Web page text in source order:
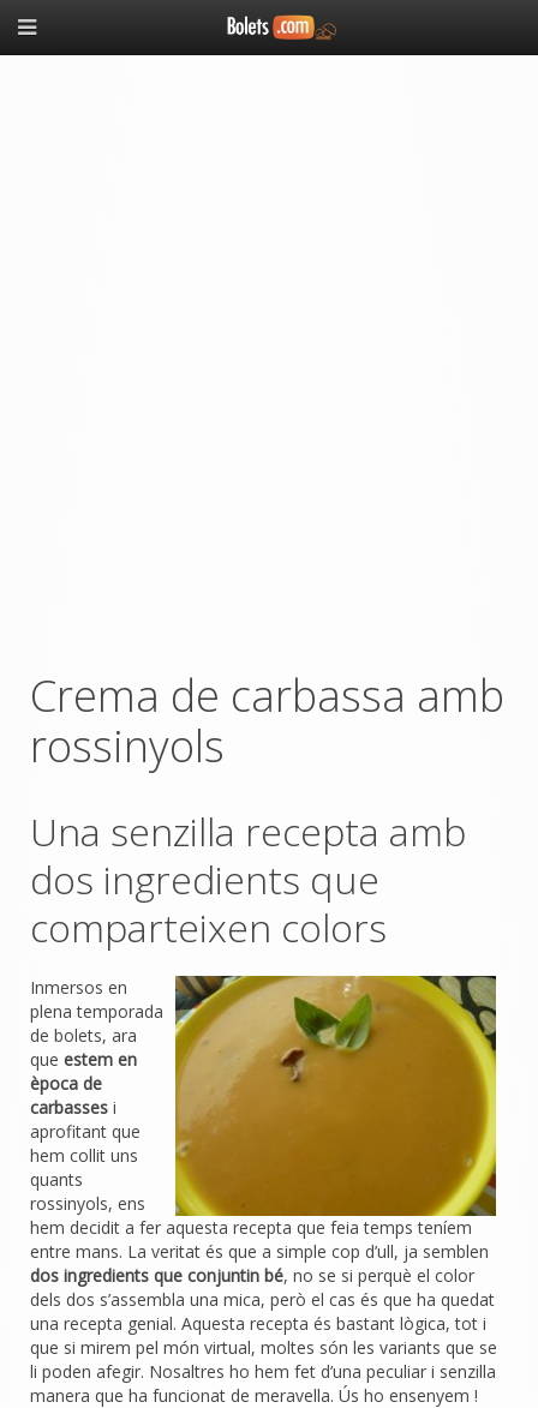
Crema de carbassa amb
rossinyols
Una senzilla recepta amb
dos ingredients que
comparteixen colors
Inmersos en
plena temporada
de bolets, ara
que estem en
època de
carbasses i
aprofitant que
hem collit uns
quants
rossinyols, ens
hem decidit a fer aquesta recepta que feia temps teníem
entre mans. La veritat és que a simple cop d’ull, ja semblen
dos ingredients que conjuntin bé, no se si perquè el color
dels dos s’assembla una mica, però el cas és que ha quedat
una recepta genial. Aquesta recepta és bastant lògica, tot i
que si mirem pel món virtual, moltes són les variants que se
li poden afegir. Nosaltres ho hem fet d’una peculiar i senzilla
manera que ha funcionat de meravella. Ús ho ensenyem !